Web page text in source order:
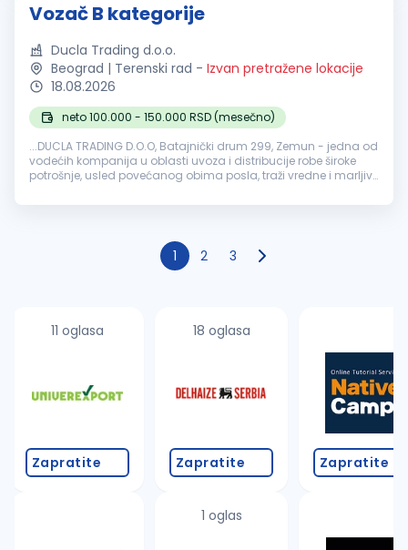
Vozač B kategorije
Ducla Trading d.o.o.
Beograd | Terenski rad - Izvan pretražene lokacije
18.08.2026
neto 100.000 - 150.000 RSD (mesečno)
...DUCLA TRADING D.O.O, Batajnički drum 299, Zemun - jedna od
vodećih kompanija u oblasti uvoza i distribucije robe široke
potrošnje, usled povećanog obima posla, traži vredne i marljive
kategorije...
1 2 3
11 oglasa
Zapratite
18 oglasa
Zapratite
1 oglas
Zapratite